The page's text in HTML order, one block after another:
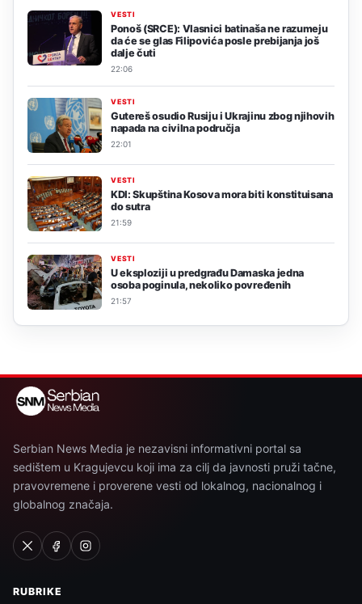
VESTI
Ponoš (SRCE): Vlasnici batinaša ne razumeju
da će se glas Filipovića posle prebijanja još
dalje čuti
22:06
VESTI
Gutereš osudio Rusiju i Ukrajinu zbog njihovih
napada na civilna područja
22:01
VESTI
KDI: Skupština Kosova mora biti konstituisana
do sutra
21:59
VESTI
U eksploziji u predgrađu Damaska jedna
osoba poginula, nekoliko povređenih
21:57
Serbian News Media je nezavisni informativni portal sa
sedištem u Kragujevcu koji ima za cilj da javnosti pruži tačne,
pravovremene i proverene vesti od lokalnog, nacionalnog i
globalnog značaja.
RUBRIKE